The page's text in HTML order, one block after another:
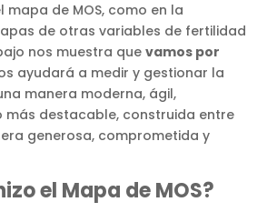
de MOS, como en la
de otras variables de fertilidad
nos muestra quevamos por
ayudará a medir y gestionar la
manera moderna, ágil,
más destacable, construida entre
generosa, comprometida y
el Mapa de MOS?